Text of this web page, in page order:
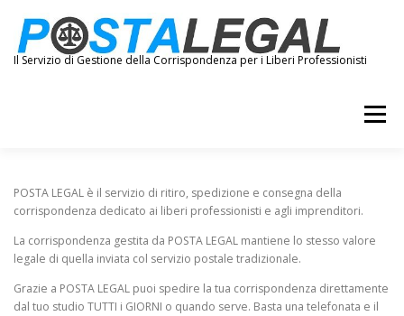
contenuto
Il Servizio di Gestione della Corrispondenza per i Liberi Professionisti
Menu
CONTATTACI
POSTA LEGAL è il servizio di ritiro, spedizione e consegna della
corrispondenza dedicato ai liberi professionisti e agli imprenditori.
La corrispondenza gestita da POSTA LEGAL mantiene lo stesso valore
legale di quella inviata col servizio postale tradizionale.
Grazie a POSTA LEGAL puoi spedire la tua corrispondenza direttamente
dal tuo studio TUTTI i GIORNI o quando serve. Basta una telefonata e il